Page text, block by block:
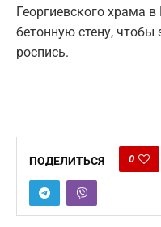
Георгиевского храма
бетонную стену,
роспись.
ПОДЕЛИТЬСЯ 0